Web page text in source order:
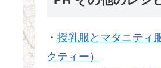
・ 授乳服とマタニティ
クティー）